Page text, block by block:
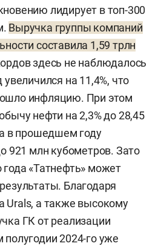
лидирует в топ-300
Выручка группы компаний
составила 1,59 трлн
здесь не наблюдалось
на 11,4%, что
инфляцию. При этом
нефти на 2,3% до 28,45
в прошедшем году
921 млн кубометров. Зато
года «Татнефть» может
Благодаря
а также высокому
ГК от реализации
2024-го уже